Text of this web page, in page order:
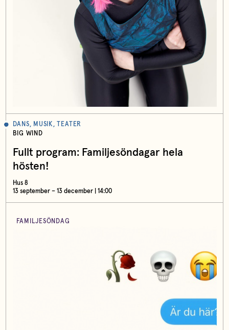
DANS, MUSIK, TEATER
BIG WIND
Fullt program: Familjesöndagar hela
hösten!
Hus 8
13 september – 13 december | 14:00
FAMILJESÖNDAG